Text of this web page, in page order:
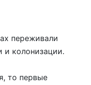
переживали
и колонизации.
то первые